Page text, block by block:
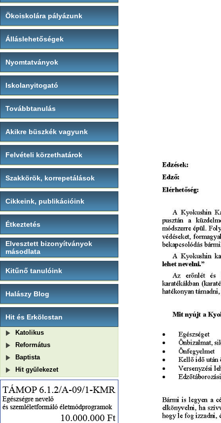
Ökoiskolára pályázunk
Álláslehetőségek
Nyomtatványok
Iskolanyitogató
Továbbtanulás
Akikre büszkék vagyunk
Felvételi körzethatárok
Szakkörök, korrepetálások
Cikkeink, publikációink
Étkeztetés
Elvesztett bizonyítványok
másodlata
Kitűnő tanulóink
Halászy Blog
Hit és Erkölcstan
Katolikus
Református
Baptista
Hit gyülekezet